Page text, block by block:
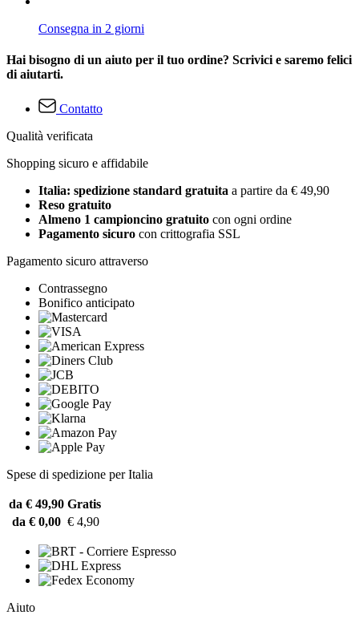
Consegna in 2 giorni
Hai bisogno di un aiuto per il tuo ordine? Scrivici e saremo felici
di aiutarti.
Contatto
Qualità verificata
Shopping sicuro e affidabile
Italia: spedizione standard gratuita a partire da € 49,90
Reso gratuito
Almeno 1 campioncino gratuito con ogni ordine
Pagamento sicuro con crittografia SSL
Pagamento sicuro attraverso
Contrassegno
Bonifico anticipato
Spese di spedizione per Italia
da € 49,90 Gratis
da € 0,00 € 4,90
Aiuto